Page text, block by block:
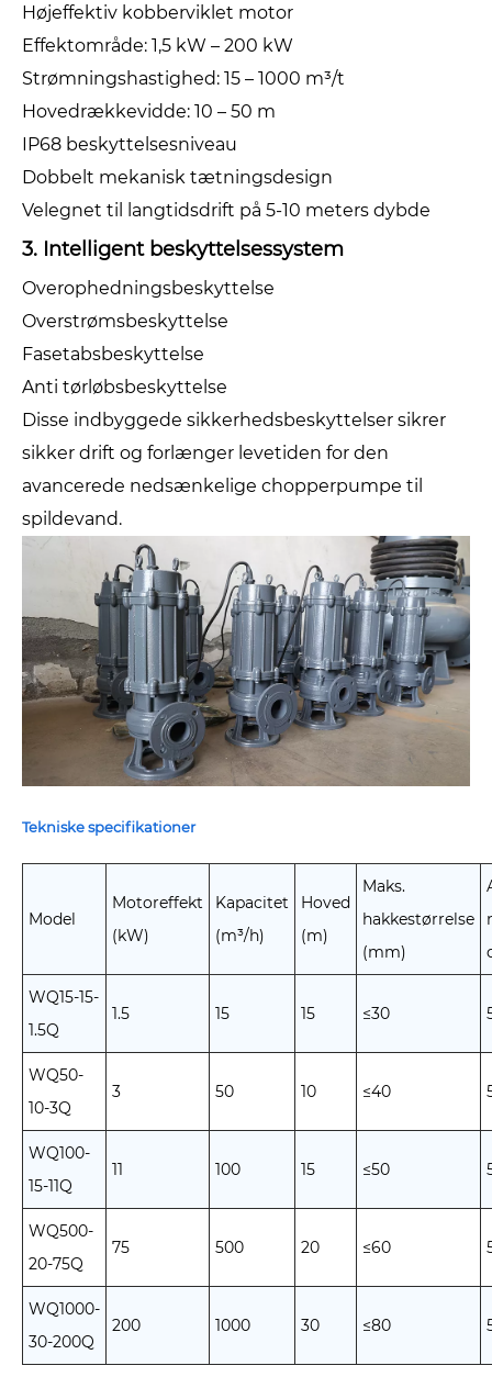
Højeffektiv kobberviklet motor
Effektområde: 1,5 kW – 200 kW
Strømningshastighed: 15 – 1000 m³/t
Hovedrækkevidde: 10 – 50 m
IP68 beskyttelsesniveau
Dobbelt mekanisk tætningsdesign
Velegnet til langtidsdrift på 5-10 meters dybde
3. Intelligent beskyttelsessystem
Overophedningsbeskyttelse
Overstrømsbeskyttelse
Fasetabsbeskyttelse
Anti tørløbsbeskyttelse
Disse indbyggede sikkerhedsbeskyttelser sikrer
sikker drift og forlænger levetiden for den
avancerede nedsænkelige chopperpumpe til
spildevand.
Tekniske specifikationer
Model
Motoreffekt
(kW)
Kapacitet
(m³/h)
Hoved
(m)
Maks.
hakkestørrelse
(mm)
WQ15-15-
1.5Q
1.5 15 15 ≤30
WQ50-
10-3Q
3 50 10 ≤40
WQ100-
15-11Q
11 100 15 ≤50
WQ500-
20-75Q
75 500 20 ≤60
WQ1000-
30-200Q
200 1000 30 ≤80